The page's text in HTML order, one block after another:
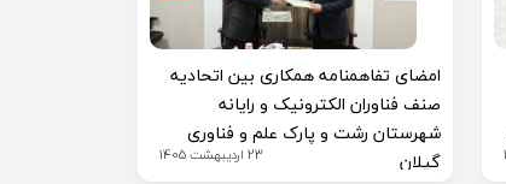
امضای تفاهمنامه همکاری بین اتحادیه
صنف فناوران الکترونیک و رایانه
شهرستان رشت و پارک علم و فناوری
گیلان
23 اردیبهشت 1405